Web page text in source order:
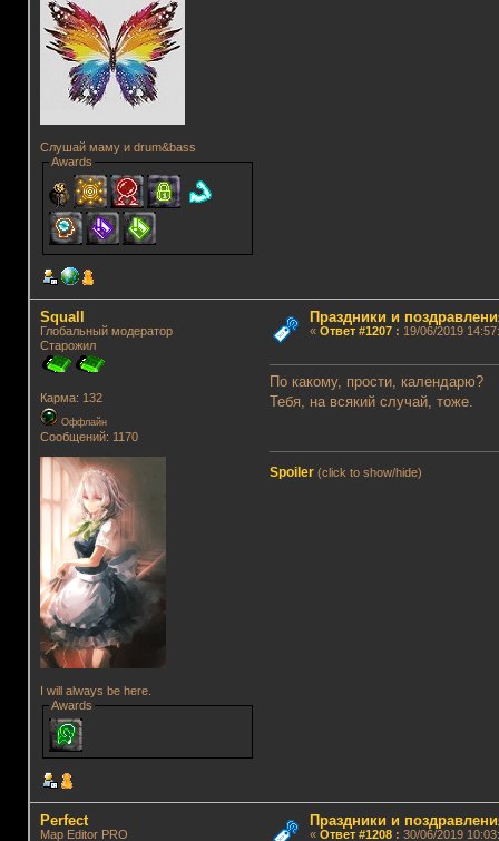
Слушай маму и drum&bass
Awards
Squall
Глобальный модератор
Старожил
Карма: 132
Оффлайн
Сообщений: 1170
I will always be here.
Awards
Праздники и
« Ответ #1207: 19/06/2019
По какому, прости, календарю?
Тебя, на всякий случай, тоже.
Spoiler (click to show/hide)
Perfect
Map Editor PRO
Праздники и
« Ответ #1208: 30/06/2019